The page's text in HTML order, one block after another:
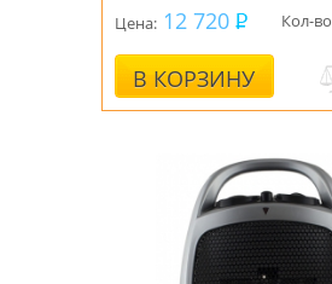
Цена: 12 720
В КОРЗИНУ
Кол-